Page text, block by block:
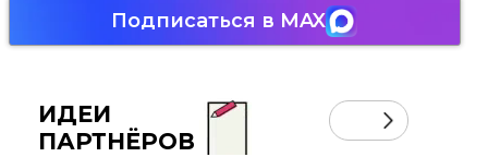
Подписаться в MAX
ИДЕИ
ПАРТНЁРОВ